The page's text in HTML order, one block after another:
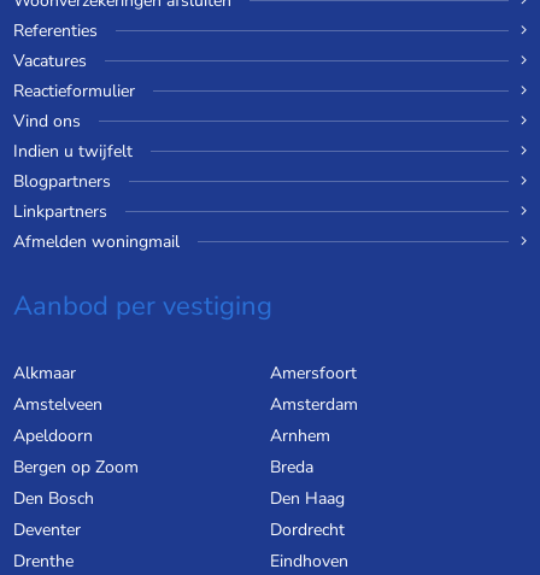
Referenties
Vacatures
Reactieformulier
Vind ons
Indien u twijfelt
Blogpartners
Linkpartners
Afmelden woningmail
Aanbod per vestiging
Alkmaar
Amersfoort
Amstelveen
Amsterdam
Apeldoorn
Arnhem
Bergen op Zoom
Breda
Den Bosch
Den Haag
Deventer
Dordrecht
Drenthe
Eindhoven